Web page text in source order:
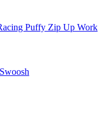
Puffy Zip Up Work